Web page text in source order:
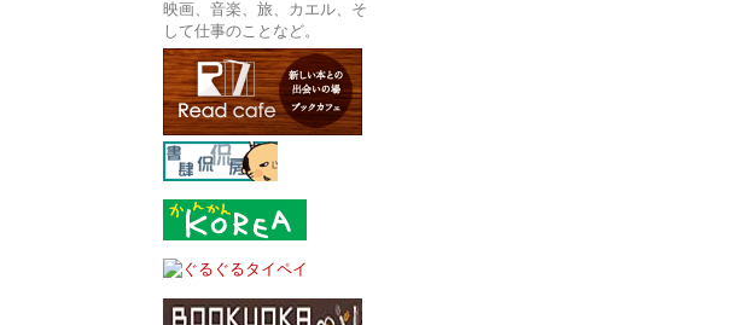
映画、音楽、旅、カエル、そ
して仕事のことなど。